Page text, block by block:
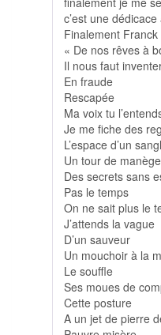
c’est une
Finalement
« De nos rêves à
Il nous faut
En fraude
Rescapée
Ma voix tu
Je me fiche des
L’espace d’un
Un tour de manège
Des secrets sans
Pas le temps
On ne sait plus le
J’attends la vague
D’un sauveur
Un mouchoir à la
Le souffle
Ses moues de
Cette posture
A un jet de pierre